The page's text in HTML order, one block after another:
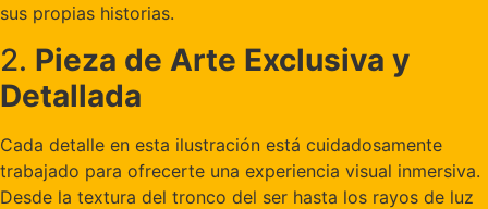
sus propias historias.
2. Pieza de Arte Exclusiva y
Detallada
Cada detalle en esta ilustración está cuidadosamente
trabajado para ofrecerte una experiencia visual inmersiva.
Desde la textura del tronco del ser hasta los rayos de luz